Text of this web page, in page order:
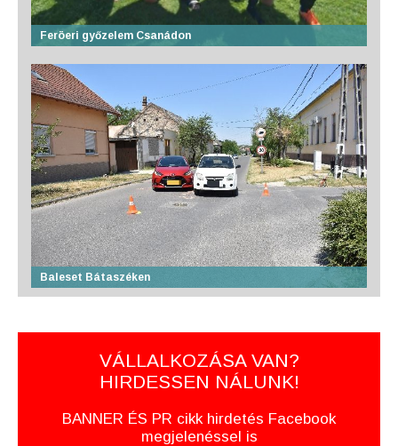
Feröeri győzelem Csanádon
Baleset Bátaszéken
VÁLLALKOZÁSA VAN?
HIRDESSEN NÁLUNK!
BANNER ÉS PR cikk hirdetés Facebook
megjelenéssel is